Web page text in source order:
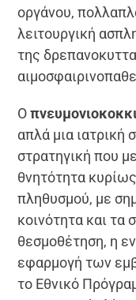
οργάνου,
λειτουργική
της
Ο
απλά μια ιατρική
στρατηγική που
θνητότητα
πληθυσμού, με
κοινότητα και τα
θεσμοθέτηση, η
εφαρμογή των
το Εθνικό